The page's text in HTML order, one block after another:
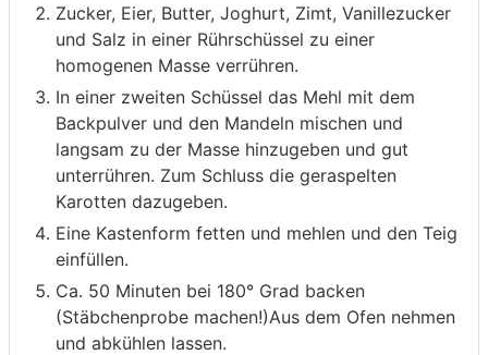
Zucker, Eier, Butter, Joghurt, Zimt, Vanillezucker
und Salz in einer Rührschüssel zu einer
homogenen Masse verrühren.
In einer zweiten Schüssel das Mehl mit dem
Backpulver und den Mandeln mischen und
langsam zu der Masse hinzugeben und gut
unterrühren. Zum Schluss die geraspelten
Karotten dazugeben.
Eine Kastenform fetten und mehlen und den Teig
einfüllen.
Ca. 50 Minuten bei 180° Grad backen
(Stäbchenprobe machen!)Aus dem Ofen nehmen
und abkühlen lassen.